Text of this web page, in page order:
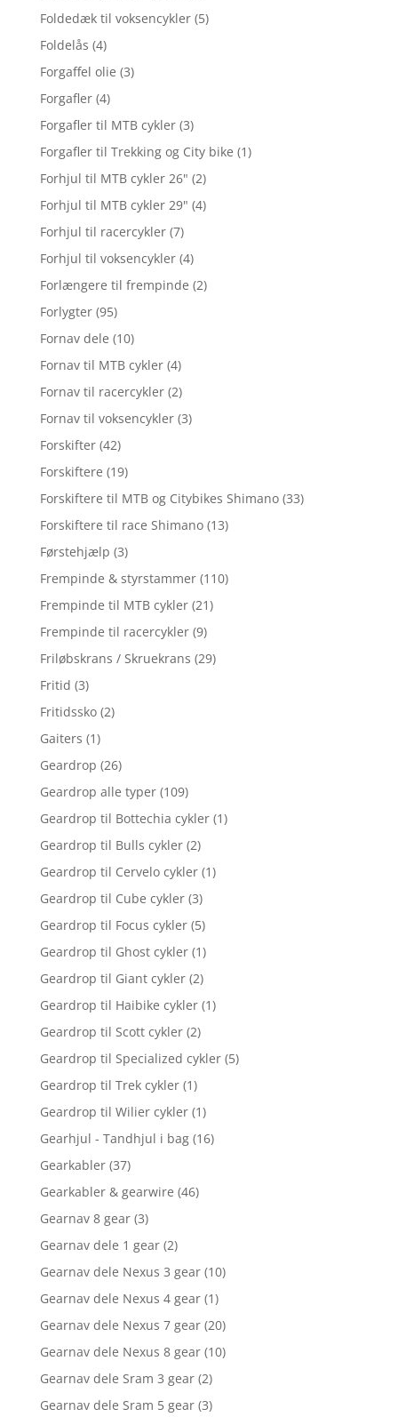
Foldedæk til voksencykler (5)
Foldelås (4)
Forgaffel olie (3)
Forgafler (4)
Forgafler til MTB cykler (3)
Forgafler til Trekking og City bike (1)
Forhjul til MTB cykler 26" (2)
Forhjul til MTB cykler 29" (4)
Forhjul til racercykler (7)
Forhjul til voksencykler (4)
Forlængere til frempinde (2)
Forlygter (95)
Fornav dele (10)
Fornav til MTB cykler (4)
Fornav til racercykler (2)
Fornav til voksencykler (3)
Forskifter (42)
Forskiftere (19)
Forskiftere til MTB og Citybikes Shimano (33)
Forskiftere til race Shimano (13)
Førstehjælp (3)
Frempinde & styrstammer (110)
Frempinde til MTB cykler (21)
Frempinde til racercykler (9)
Friløbskrans / Skruekrans (29)
Fritid (3)
Fritidssko (2)
Gaiters (1)
Geardrop (26)
Geardrop alle typer (109)
Geardrop til Bottechia cykler (1)
Geardrop til Bulls cykler (2)
Geardrop til Cervelo cykler (1)
Geardrop til Cube cykler (3)
Geardrop til Focus cykler (5)
Geardrop til Ghost cykler (1)
Geardrop til Giant cykler (2)
Geardrop til Haibike cykler (1)
Geardrop til Scott cykler (2)
Geardrop til Specialized cykler (5)
Geardrop til Trek cykler (1)
Geardrop til Wilier cykler (1)
Gearhjul - Tandhjul i bag (16)
Gearkabler (37)
Gearkabler & gearwire (46)
Gearnav 8 gear (3)
Gearnav dele 1 gear (2)
Gearnav dele Nexus 3 gear (10)
Gearnav dele Nexus 4 gear (1)
Gearnav dele Nexus 7 gear (20)
Gearnav dele Nexus 8 gear (10)
Gearnav dele Sram 3 gear (2)
Gearnav dele Sram 5 gear (3)